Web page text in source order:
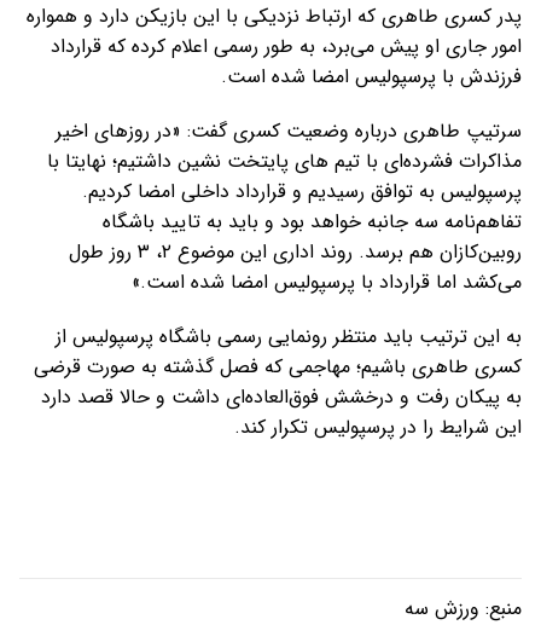
پدر کسری طاهری که ارتباط نزدیکی با این بازیکن دارد و همواره
امور جاری او پیش می‌برد، به طور رسمی اعلام کرده که قرارداد
فرزندش با پرسپولیس امضا شده است.
سرتیپ طاهری درباره وضعیت کسری گفت: «در روزهای اخیر
مذاکرات فشرده‌ای با تیم های پایتخت نشین داشتیم؛ نهایتا با
پرسپولیس به توافق رسیدیم و قرارداد داخلی امضا کردیم.
تفاهم‌نامه سه جانبه خواهد بود و باید به تایید باشگاه
روبین‌کازان هم برسد. روند اداری این موضوع ۲، ۳ روز طول
می‌کشد اما قرارداد با پرسپولیس امضا شده است.»
به این ترتیب باید منتظر رونمایی رسمی باشگاه پرسپولیس از
کسری طاهری باشیم؛ مهاجمی که فصل گذشته به صورت قرضی
به پیکان رفت و درخشش فوق‌العاده‌ای داشت و حالا قصد دارد
این شرایط را در پرسپولیس تکرار کند.
منبع: ورزش سه